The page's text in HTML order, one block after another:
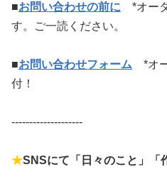
■お問い合わせの前に
*オー
す。ご一読ください。
■お問い合わせフォーム
*オ
付！
--------------------
★SNSにて「日々のこと」「